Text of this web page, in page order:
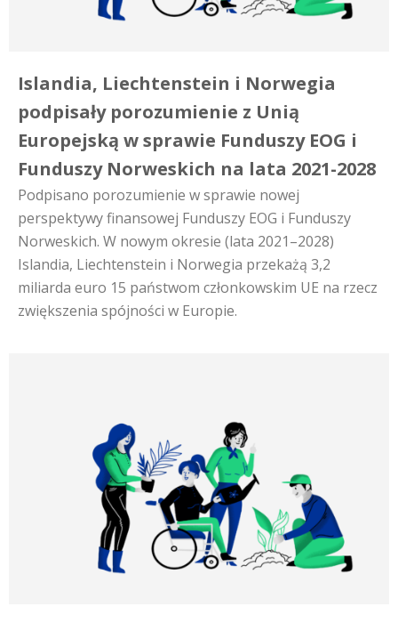
Islandia, Liechtenstein i Norwegia
podpisały porozumienie z Unią
Europejską w sprawie Funduszy EOG i
Funduszy Norweskich na lata 2021-2028
Podpisano porozumienie w sprawie nowej
perspektywy finansowej Funduszy EOG i Funduszy
Norweskich. W nowym okresie (lata 2021–2028)
Islandia, Liechtenstein i Norwegia przekażą 3,2
miliarda euro 15 państwom członkowskim UE na rzecz
zwiększenia spójności w Europie.